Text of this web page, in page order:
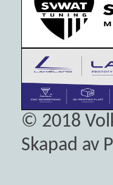
© 2018
Skapad av